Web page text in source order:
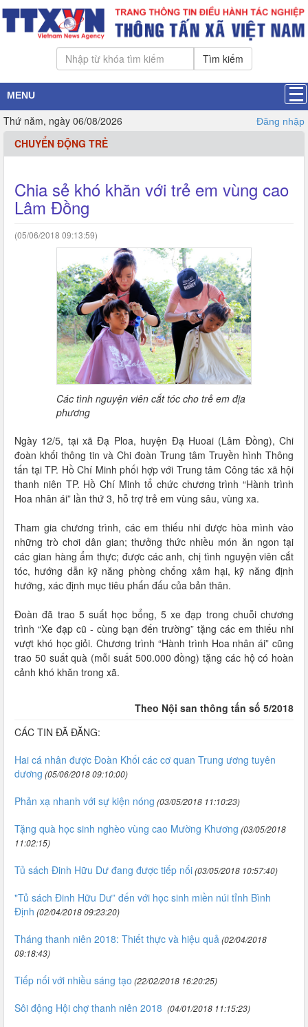
Tìm kiếm
MENU
Thứ năm, ngày 06/08/2026 Đăng nhập
CHUYỂN ĐỘNG TRẺ
Chia sẻ khó khăn với trẻ em vùng cao
Lâm Đồng
(05/06/2018 09:13:59)
Các tình nguyện viên cắt tóc cho trẻ em địa
phương
Ngày 12/5, tại xã Đạ Ploa, huyện Đạ Huoai (Lâm Đồng), Chi
đoàn khối thông tin và Chi đoàn Trung tâm Truyền hình Thông
tấn tại TP. Hồ Chí Minh phối hợp với Trung tâm Công tác xã hội
thanh niên TP. Hồ Chí Minh tổ chức chương trình “Hành trình
Hoa nhân ái” lần thứ 3, hỗ trợ trẻ em vùng sâu, vùng xa.
Tham gia chương trình, các em thiếu nhi được hòa mình vào
những trò chơi dân gian; thưởng thức nhiều món ăn ngon tại
các gian hàng ẩm thực; được các anh, chị tình nguyện viên cắt
tóc, hướng dẫn kỹ năng phòng chống xâm hại, kỹ năng định
hướng, xác định mục tiêu phấn đấu của bản thân.
Đoàn đã trao 5 suất học bổng, 5 xe đạp trong chuỗi chương
trình “Xe đạp cũ - cùng bạn đến trường” tặng các em thiếu nhi
vượt khó học giỏi. Chương trình “Hành trình Hoa nhân ái” cũng
trao 50 suất quà (mỗi suất 500.000 đồng) tặng các hộ có hoàn
cảnh khó khăn trong xã.
Theo Nội san thông tấn số 5/2018
CÁC TIN ĐÃ ĐĂNG:
Hai cá nhân được Đoàn Khối các cơ quan Trung ương tuyên
dương (05/06/2018 09:10:00)
Phản xạ nhanh với sự kiện nóng (03/05/2018 11:10:23)
Tặng quà học sinh nghèo vùng cao Mường Khương (03/05/2018
11:02:15)
Tủ sách Đinh Hữu Dư đang được tiếp nối(03/05/2018 10:57:40)
"Tủ sách Đinh Hữu Dư” đến với học sinh miền núi tỉnh Bình
Định (02/04/2018 09:23:20)
Tháng thanh niên 2018: Thiết thực và hiệu quả (02/04/2018
09:18:43)
Tiếp nối với nhiều sáng tạo (22/02/2018 16:20:25)
Sôi động Hội chợ thanh niên 2018 (04/01/2018 11:15:23)